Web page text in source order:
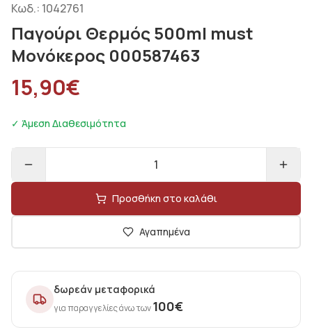
Κωδ.: 1042761
Παγούρι Θερμός 500ml must
Μονόκερος 000587463
15,90€
✓ Άμεση Διαθεσιμότητα
1
Προσθήκη στο καλάθι
Αγαπημένα
δωρεάν μεταφορικά
για παραγγελίες άνω των100€